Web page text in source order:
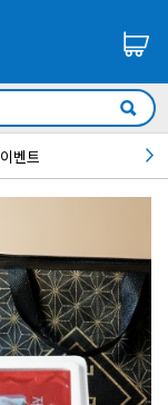
이벤트